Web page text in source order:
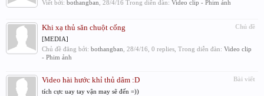
Viết bởi: bothangban 28/4/16 Trong diễn đàn: Video clip - Phim ảnh
Chủ đề
Khi xạ thủ săn chuột cống
[MEDIA]
Chủ đề đăng bởi: bothangban 28/4/16 , 0 replies, Trong diễn đàn: Video clip
- Phim ảnh
Bài viết
Video hài hước khỉ thủ dâm :D
tích cực uay tay vận may sẽ đến =))